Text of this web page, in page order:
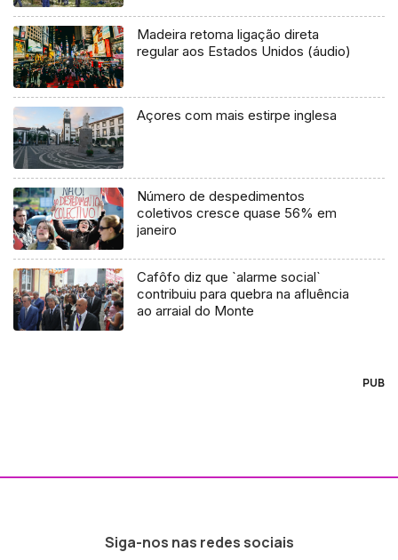
Madeira retoma ligação direta
regular aos Estados Unidos (áudio)
Açores com mais estirpe inglesa
Número de despedimentos
coletivos cresce quase 56% em
janeiro
Cafôfo diz que `alarme social`
contribuiu para quebra na afluência
ao arraial do Monte
PUB
Siga-nos nas redes sociais